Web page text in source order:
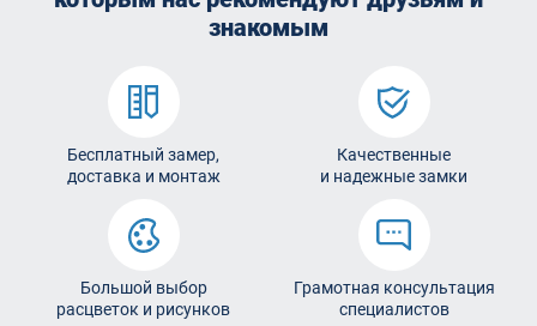
знакомым
Бесплатный замер,
доставка и монтаж
Качественные
и надежные замки
Большой выбор
расцветок и рисунков
Грамотная консультация
специалистов